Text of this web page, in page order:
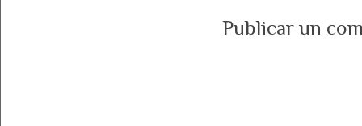
Publicar un